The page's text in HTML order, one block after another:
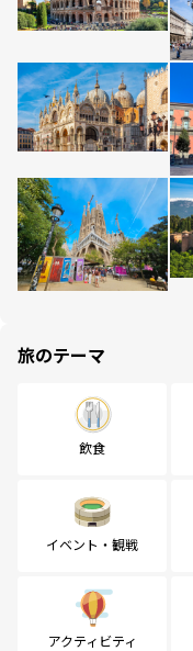
旅のテーマ
飲食
イベント・観戦
アクティビティ